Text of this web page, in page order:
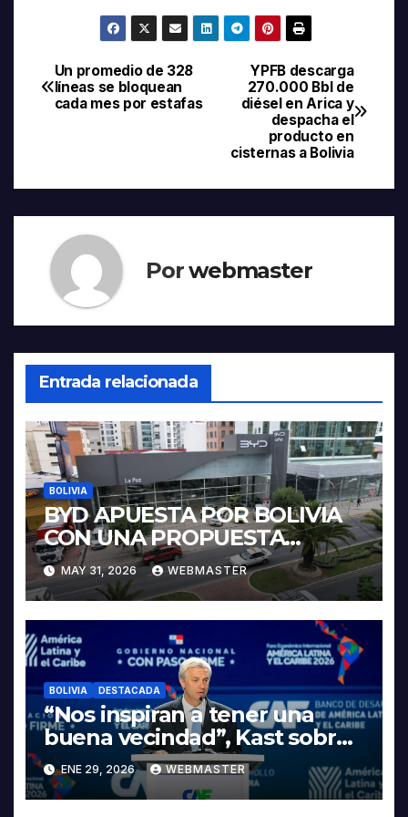
Navegación
de
YPFB descarga
270.000 Bbl de
diésel en Arica y
despacha el
producto en
cisternas a Bolivia
Un promedio de 328
líneas se bloquean
cada mes por estafas
Porwebmaster
Entrada relacionada
BOLIVIA
BYD APUESTA POR BOLIVIA
CON UNA PROPUESTA
INTEGRAL PARA IMPULSAR
LA ELECTROMOVILIDAD Y LA
INDUSTRIALIZACIÓN DEL
LITIO
MAY 31, 2026 WEBMASTER
BOLIVIA DESTACADA
“Nos inspiran a tener una
buena vecindad”, Kast sobre
discurso del presidente
Rodrigo Paz
ENE 29, 2026 WEBMASTER